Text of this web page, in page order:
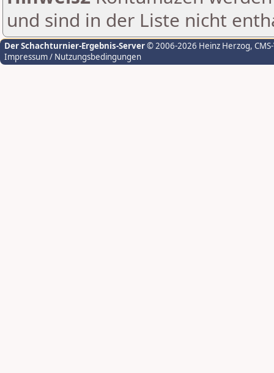
und sind in der Liste nicht
Der Schachturnier-Ergebnis-Server© 2006-2026 Heinz Herzog,
Impressum / Nutzungsbedingungen